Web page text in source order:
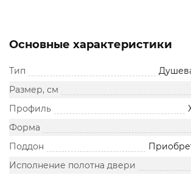
Основные характеристики
Тип
Размер, см
Профиль
Форма
Поддон
Исполнение полотна двери